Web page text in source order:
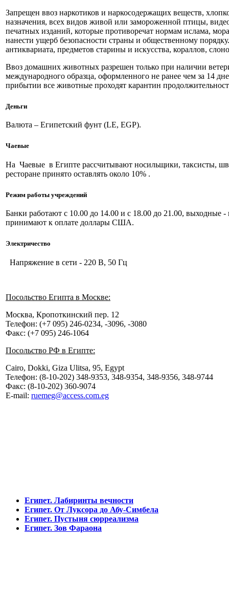
Запрещен ввоз наркотиков и наркосодержащих веществ,
назначения, всех видов живой или замороженной птицы,
печатных изданий, которые противоречат нормам ислама,
нанести ущерб безопасности страны и общественному
антиквариата, предметов старины и искусства, кораллов,
Ввоз домашних животных разрешен только при наличии
международного образца, оформленного не ранее чем за 14
прибытии все животные проходят карантин
Деньги
Валюта – Египетский фунт (LE, EGP).
Чаевые
На Чаевые в Египте рассчитывают носильщики, таксисты,
ресторане принято оставлять около 10% .
Режим работы учреждений
Банки работают с 10.00 до 14.00 и с 18.00 до 21.00, выходные
принимают к оплате доллары США.
Электричество
Напряжение в сети - 220 В, 50 Гц
Посольство Египта в Москве:
Москва, Кропоткинский пер. 12
Телефон: (+7 095) 246-0234, -3096, -3080
Факс: (+7 095) 246-1064
Посольство РФ в Египте:
Cairo, Dokki, Giza Ulitsa, 95, Egypt
Телефон: (8-10-202) 348-9353, 348-9354, 348-9356, 348-9744
Факс: (8-10-202) 360-9074
E-mail: ruemeg@access.com.eg
Египет. Лабиринты вечности
Египет. От Луксора до Абу-Симбела
Египет. Пустыня сюрреализма
Египет. Зов Фараона